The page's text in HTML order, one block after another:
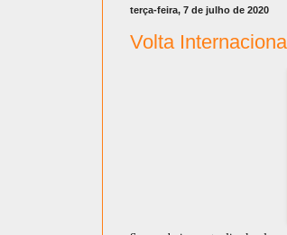
terça-feira, 7 de julho de 2020
Volta